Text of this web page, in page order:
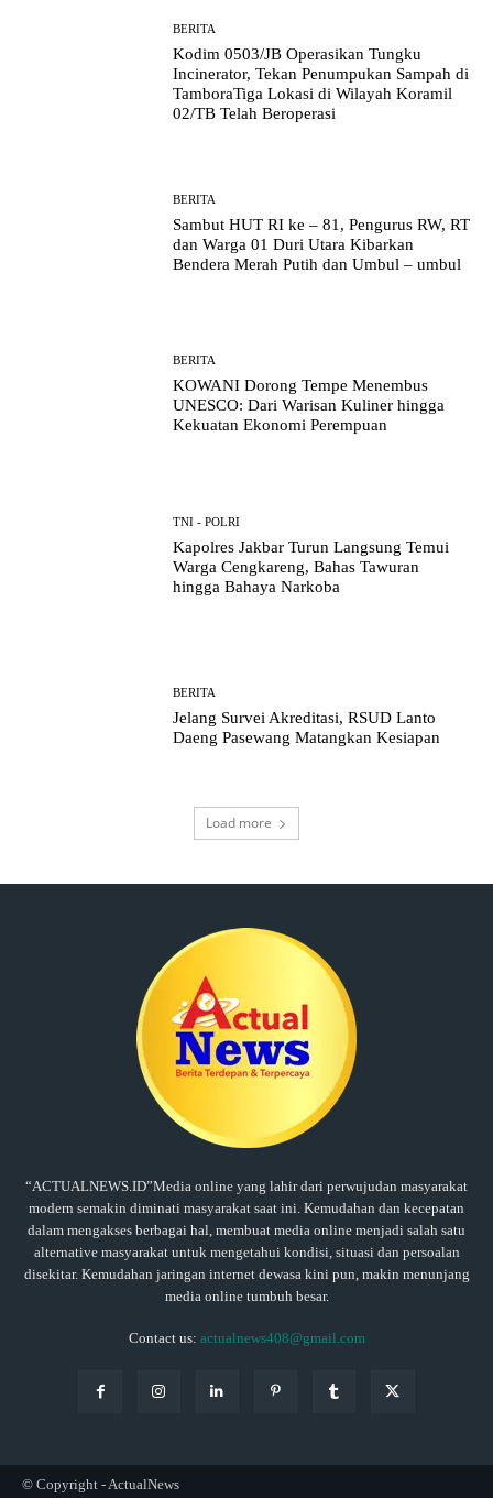
BERITA
Kodim 0503/JB Operasikan Tungku
Incinerator, Tekan Penumpukan Sampah di
TamboraTiga Lokasi di Wilayah Koramil
02/TB Telah Beroperasi
BERITA
Sambut HUT RI ke – 81, Pengurus RW, RT
dan Warga 01 Duri Utara Kibarkan
Bendera Merah Putih dan Umbul – umbul
BERITA
KOWANI Dorong Tempe Menembus
UNESCO: Dari Warisan Kuliner hingga
Kekuatan Ekonomi Perempuan
TNI - POLRI
Kapolres Jakbar Turun Langsung Temui
Warga Cengkareng, Bahas Tawuran
hingga Bahaya Narkoba
BERITA
Jelang Survei Akreditasi, RSUD Lanto
Daeng Pasewang Matangkan Kesiapan
Load more
“ACTUALNEWS.ID”Media online yang lahir dari perwujudan masyarakat
modern semakin diminati masyarakat saat ini. Kemudahan dan kecepatan
dalam mengakses berbagai hal, membuat media online menjadi salah satu
alternative masyarakat untuk mengetahui kondisi, situasi dan persoalan
disekitar. Kemudahan jaringan internet dewasa kini pun, makin menunjang
media online tumbuh besar.
Contact us: actualnews408@gmail.com
© Copyright - ActualNews